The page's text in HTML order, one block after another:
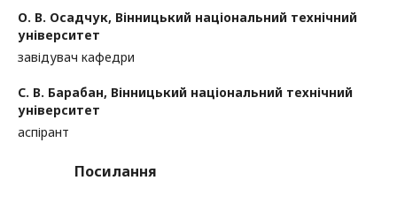
О. В. Осадчук, Вінницький національний технічний
університет
завідувач кафедри
С. В. Барабан, Вінницький національний технічний
університет
аспірант
Посилання